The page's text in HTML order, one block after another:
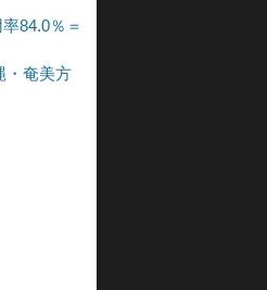
84.0％＝
・奄美方